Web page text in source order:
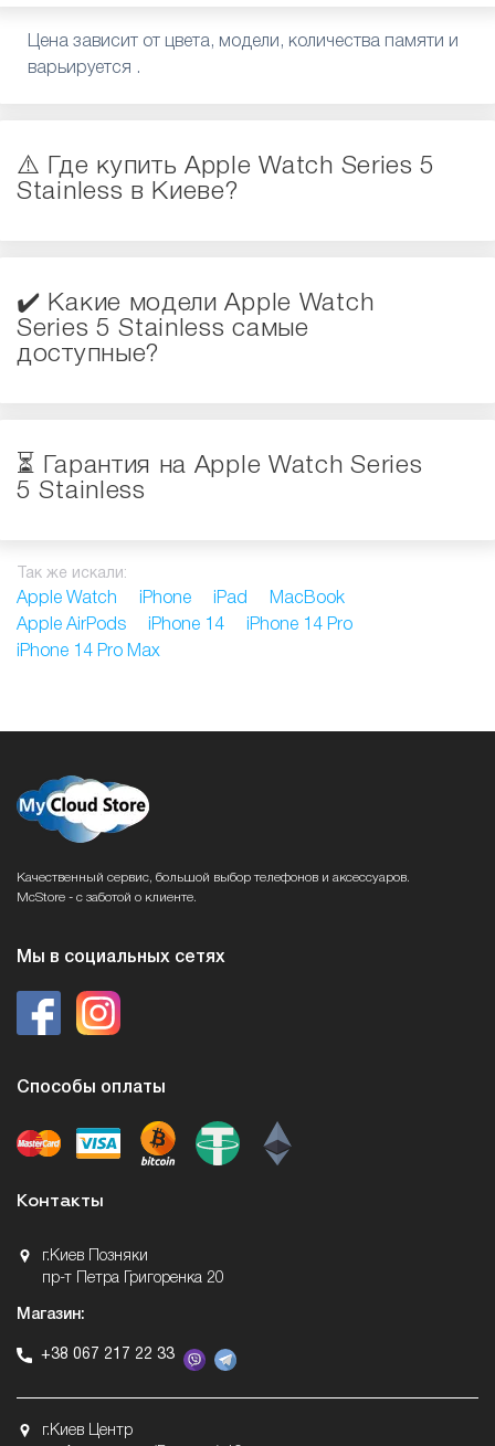
Цена зависит от цвета, модели, количества памяти и
варьируется .
⚠️ Где купить Apple Watch Series 5
Stainless в Киеве?
✔️ Какие модели Apple Watch
Series 5 Stainless самые
доступные?
⏳ Гарантия на Apple Watch Series
5 Stainless
Так же искали:
Apple Watch iPhone iPad
MacBook
Apple AirPods
iPhone 14
iPhone 14 Pro
iPhone 14 Pro Max
Качественный сервис, большой выбор телефонов и аксессуаров.
McStore - с заботой о клиенте.
Мы в социальных сетях
Способы оплаты
Контакты
г.Киев Позняки
пр-т Петра Григоренка 20
Магазин:
+38 067 217 22 33
г.Киев Центр